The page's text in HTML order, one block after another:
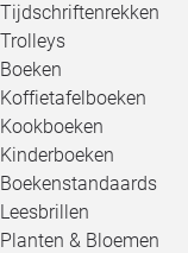
Tijdschriftenrekken
Trolleys
Boeken
Koffietafelboeken
Kookboeken
Kinderboeken
Boekenstandaards
Leesbrillen
Planten & Bloemen